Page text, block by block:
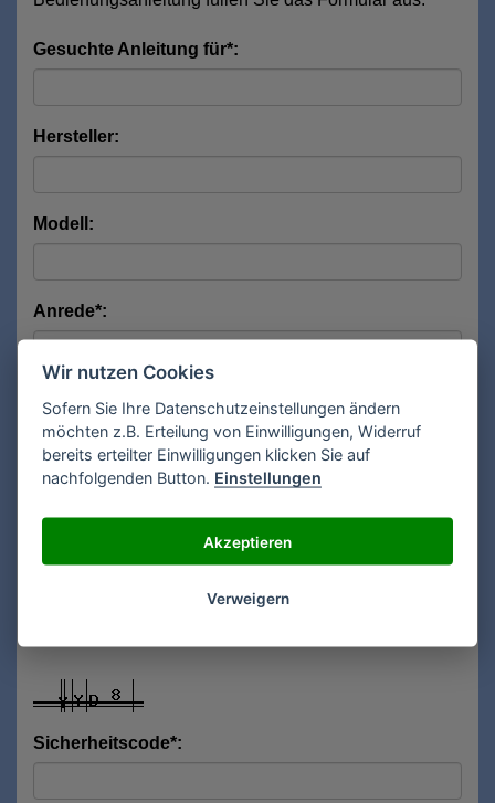
Gesuchte Anleitung für*:
Hersteller:
Modell:
Anrede*:
Vorname*:
Nachname*:
Sicherheitscode*:
Wir nutzen Cookies
Sofern Sie Ihre Datenschutzeinstellungen ändern
möchten z.B. Erteilung von Einwilligungen, Widerruf
bereits erteilter Einwilligungen klicken Sie auf
nachfolgenden Button. Einstellungen
Akzeptieren
Verweigern